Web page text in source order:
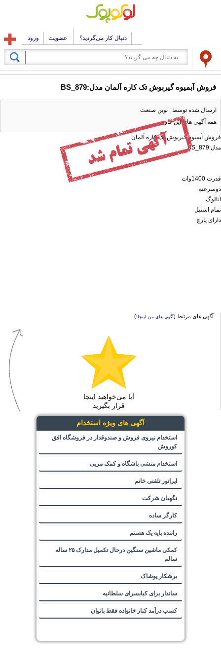
دنبال کار می‌گردید؟ عضویت ورود
فروش آبمیوه گیربوش تک کاره آلمان مدل:BS_879
ارسال شده توسط : نوین صنعت
همه آگهی های این کاربر
فروش آبمیوه گیربوش تک کاره آلمان
مدل:BS_879
قدرت 1400وات
دوسرعتە
آنالوگ
تمام استیل
دارای پارچ
آگهی های مرتبط (آگهی های من اینجا!)
آیا می‌خواهید اینجا
قرار بگیرید
آگهی های ویژه استخدام
استخدام نیروی فروش و صندوقدار در فروشگاه افق
کوروش
استخدام منشی باشگاه و کمک مربی
اپراتور تلفنی خانم
نگهبان شرکت
کارگر ساده
راننده پایه یک هستم
کمکی ماشین سنگین درحال تکمیل مدارک ۲۵ ساله
سالم
برشکار پوشاک
ساندار برای کبابسرای سلطانیه
کسب درآمد کنار خانواده فقط بانوان